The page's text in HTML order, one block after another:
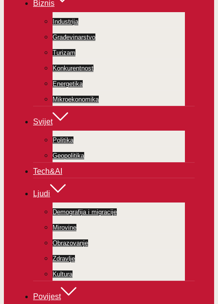
Biznis
Industrija
Građevinarstvo
Turizam
Konkurentnost
Energetika
Mikroekonomika
Svijet
Politika
Geopolitika
Tech&AI
Ljudi
Demografija i migracije
Mirovine
Obrazovanje
Zdravlje
Kultura
Povijest